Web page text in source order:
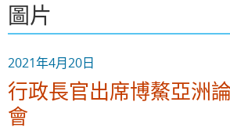
圖片
2021年4月20日
行政長官出席博鰲亞洲
會